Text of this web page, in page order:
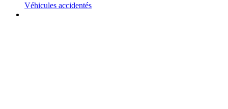
Véhicules accidentés